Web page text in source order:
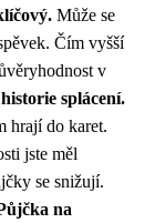
Může se
Čím vyšší
v
splácení.
hrají do karet.
jste měl
se snižují.
na